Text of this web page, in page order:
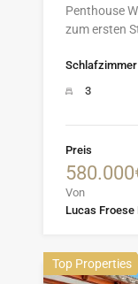
Penthouse
zum ersten
Schlafzimmer
3
Preis
Von
Lucas Froese
Top Properties